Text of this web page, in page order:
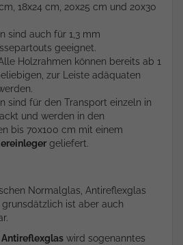
18x24 cm, 20x25 cm und 20x30
sind auch für 1,3 mm
geeignet.
Holzrahmen können bereits ab 1
zur Leiste adäquaten
sind für den Transport einzeln in
und werden in den
bis 70x100 cm mit einem
geliefert.
Normalglas, Antireflexglas
ist aber auch
wird sogenanntes